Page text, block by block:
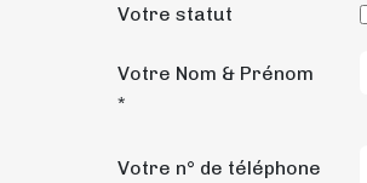
Votre statut
Votre Nom & Prénom
*
Votre n° de téléphone